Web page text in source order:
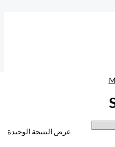
عرض النتيجة الوحيدة